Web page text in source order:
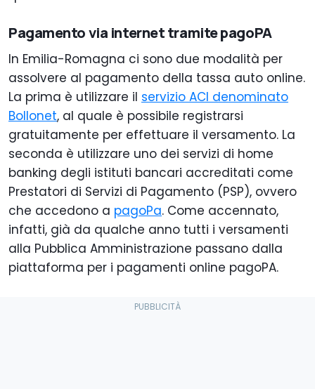
Pagamento via internet tramite pagoPA
In Emilia-Romagna ci sono due modalità per
assolvere al pagamento della tassa auto online.
La prima è utilizzare il servizio ACI denominato
Bollonet, al quale è possibile registrarsi
gratuitamente per effettuare il versamento. La
seconda è utilizzare uno dei servizi di home
banking degli istituti bancari accreditati come
Prestatori di Servizi di Pagamento (PSP), ovvero
che accedono a pagoPa. Come accennato,
infatti, già da qualche anno tutti i versamenti
alla Pubblica Amministrazione passano dalla
piattaforma per i pagamenti online pagoPA.